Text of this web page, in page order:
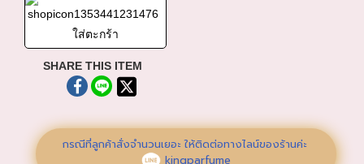
ใส่ตะกร้า
SHARE THIS ITEM
กรณีที่ลูกค้าสั่งจำนวนเยอะ ให้ติดต่อทางไลน์ของร้านค่ะ
kingparfume